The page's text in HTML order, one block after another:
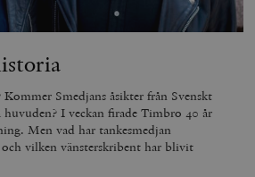
Smedjans åsikter från Svenskt
huvuden? I veckan firade Timbro 40 år
Men vad har tankesmedjan
vilken vänsterskribent har blivit